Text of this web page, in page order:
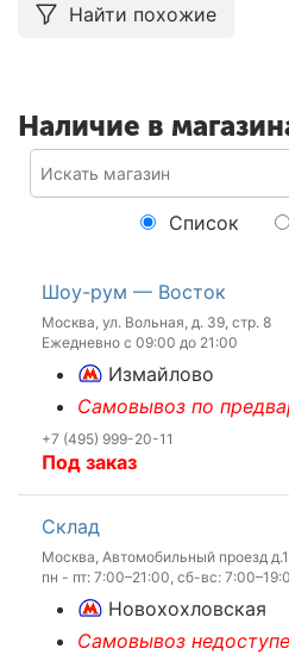
Найти похожие
Наличие в
Список
Шоу-рум — Восток
Москва, ул. Вольная, д. 39, стр. 8
Ежедневно с 09:00 до 21:00
Измайлово
Самовывоз по
+7 (495) 999-20-11
Под заказ
Склад
Москва, Автомобильный проезд
пн - пт: 7:00–21:00, сб-вс:
Новохохловская
Самовывоз